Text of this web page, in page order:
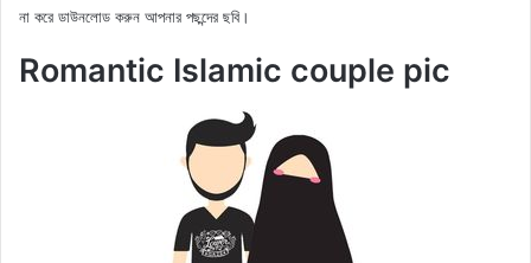
না করে ডাউনলোড করুন আপনার পছন্দের ছবি।
Romantic Islamic couple pic